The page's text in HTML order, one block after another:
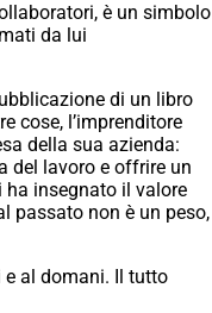
è un simbolo
da lui
di un libro
cose, l’imprenditore
della sua azienda:
del lavoro e offrire un
ha insegnato il valore
passato non è un peso,
e al domani. Il tutto